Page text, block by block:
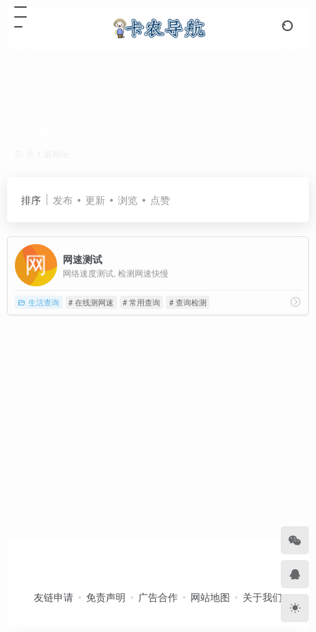
排序 发布 更新 浏览 点赞
网速测试
网络速度测试, 检测网速快慢
生活查询 # 在线测网速 # 常用查询 # 查询检测
友链申请 免责声明 广告合作 网站地图 关于我们